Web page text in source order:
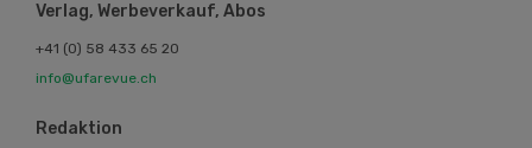
Verlag, Werbeverkauf, Abos
+41 (0) 58 433 65 20
info@ufarevue.ch
Redaktion